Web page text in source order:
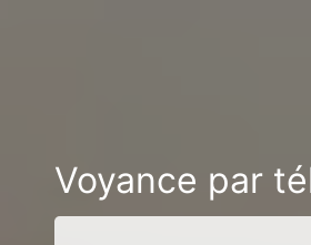
Voyance par